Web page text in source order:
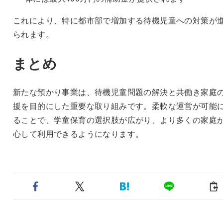
これにより、特に都市部で増加する待機児童への対策が
られます。
まとめ
新たな預かり事業は、待機児童問題の解決と共働き家庭
援を目的にした重要な取り組みです。柔軟な運営が可能
ることで、学童保育の選択肢が広がり、より多くの家庭
心して利用できるようになります。